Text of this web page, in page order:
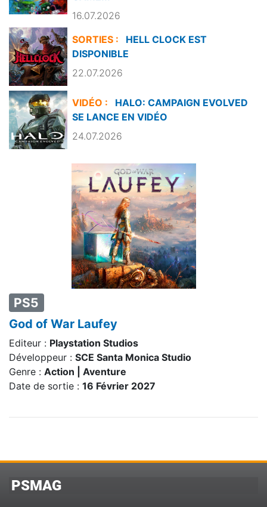
PS5
God of War Laufey
Editeur : Playstation Studios
Développeur : SCE Santa Monica Studio
Genre : Action | Aventure
Date de sortie : 16 Février 2027
16.07.2026
SORTIES :
HELL CLOCK EST
DISPONIBLE
22.07.2026
VIDÉO :
HALO: CAMPAIGN EVOLVED
SE LANCE EN VIDÉO
24.07.2026
PSMAG